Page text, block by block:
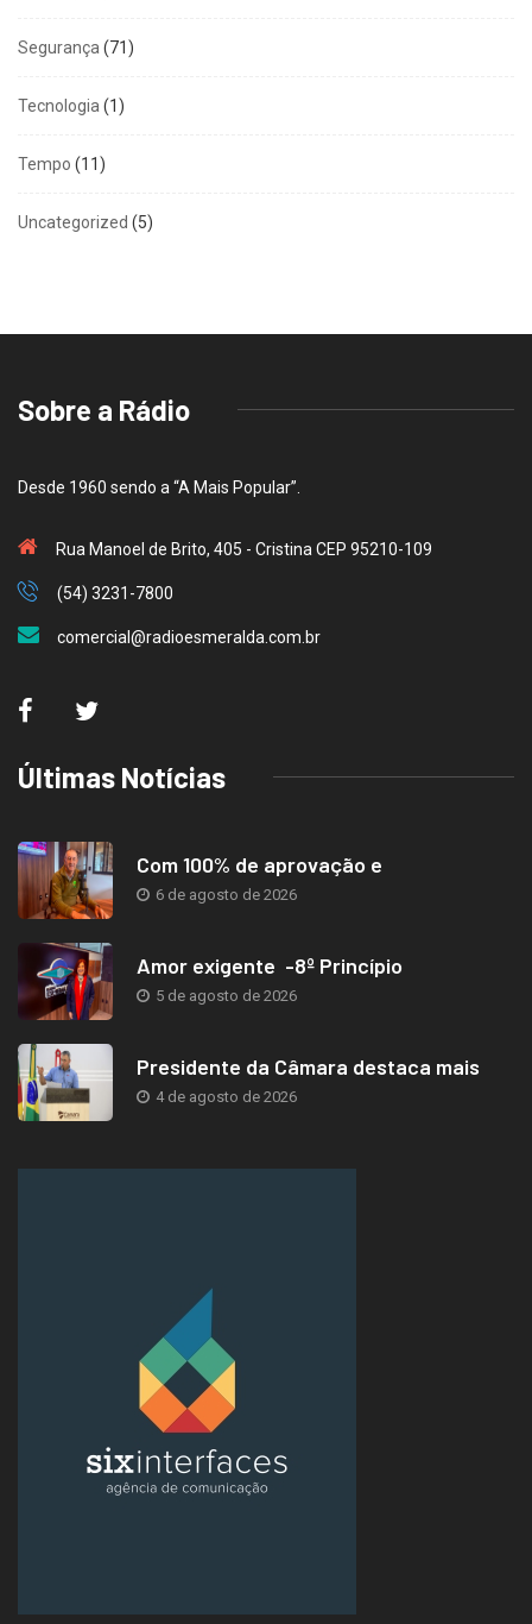
Segurança (71)
Tecnologia (1)
Tempo (11)
Uncategorized (5)
Sobre a Rádio
Desde 1960 sendo a “A Mais Popular”.
Rua Manoel de Brito, 405 - Cristina CEP 95210-109
(54) 3231-7800
comercial@radioesmeralda.com.br
Últimas Notícias
Com 100% de aprovação e
6 de agosto de 2026
Amor exigente -8º Princípio
5 de agosto de 2026
Presidente da Câmara destaca mais
4 de agosto de 2026